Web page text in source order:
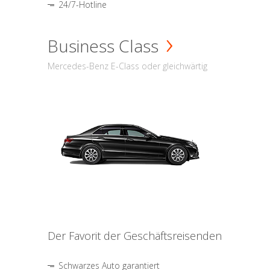
24/7-Hotline
Business Class
Mercedes-Benz E-Class oder gleichwärtig
Der Favorit der Geschäftsreisenden
Schwarzes Auto garantiert